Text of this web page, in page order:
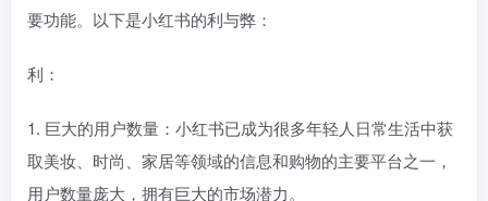
要功能。以下是小红书的利与弊：
利：
1. 巨大的用户数量：小红书已成为很多年轻人日常生活中获
取美妆、时尚、家居等领域的信息和购物的主要平台之一，
用户数量庞大，拥有巨大的市场潜力。